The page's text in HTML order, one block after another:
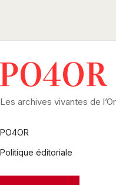
Les archives vivantes de
PO4OR
Politique éditoriale